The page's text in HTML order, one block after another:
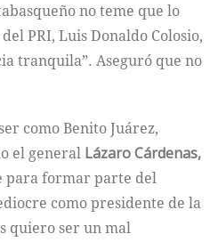
no teme que lo
PRI, Luis Donaldo Colosio,
tranquila”. Aseguró que no
como Benito Juárez,
el general Lázaro Cárdenas,
para formar parte del
como presidente de la
quiero ser un mal